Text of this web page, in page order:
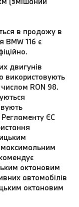
в продажу в
BMW 116 є
двигунів
використовують
RON 98.
Регламенту ЄС
максимальним
октановим
автомобілів
октановим